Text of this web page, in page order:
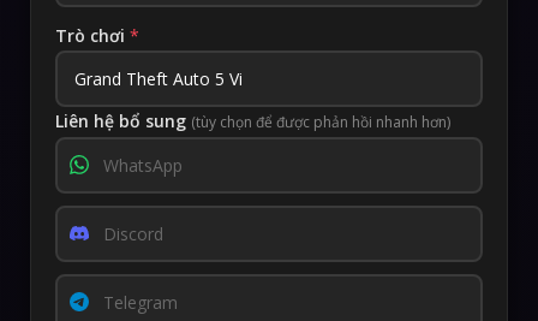
Trò chơi *
Liên hệ bổ sung (tùy chọn để được phản hồi nhanh hơn)